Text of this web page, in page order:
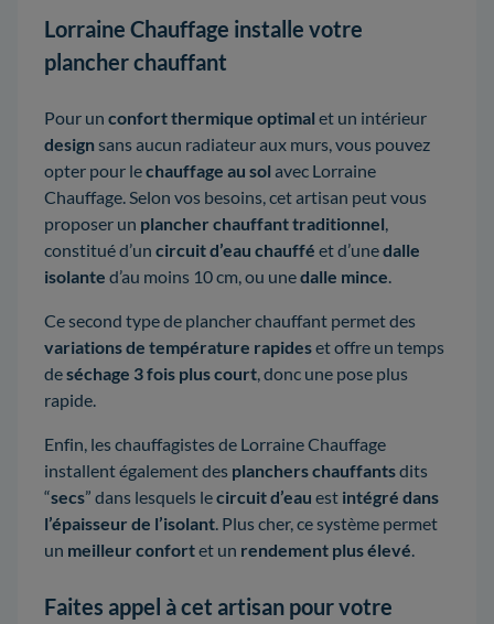
Lorraine Chauffage installe votre
plancher chauffant
Pour un confort thermique optimal et un intérieur
designsans aucun radiateur aux murs, vous pouvez
opter pour lechauffage au sol avec Lorraine
Chauffage. Selon vos besoins, cet artisan peut vous
proposer un plancher chauffant traditionnel
constitué d’un circuit d’eau chauffé et d’unedalle
isolante d’au moins 10 cm, ou unedalle mince
Ce second type de plancher chauffant permet des
variations de température rapideset offre un temps
deséchage 3 fois plus court , donc une pose plus
rapide.
Enfin, les chauffagistes de Lorraine Chauffage
installent également des planchers chauffantsdits
“secs” dans lesquels lecircuit d’eau est intégré dans
l’épaisseur de l’isolant . Plus cher, ce système permet
un meilleur confortet un rendement plus élevé
Faites appel à cet artisan pour votre